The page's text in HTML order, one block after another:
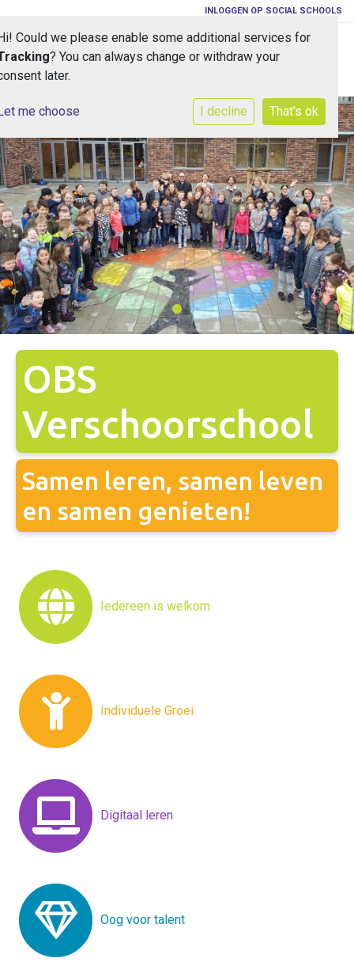
INLOGGEN OP SOCIAL SCHOOLS
OBS
Verschoorschool
Samen leren, samen leven
en samen genieten!
Iedereen is welkom
Individuele Groei
Digitaal leren
Oog voor talent
Could we please enable some additional services for
? You can always change or withdraw your
later.
me choose I decline That's ok